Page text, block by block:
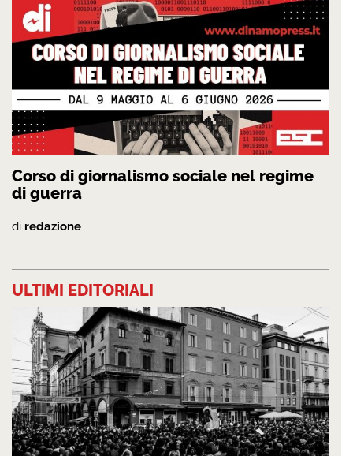
Corso di giornalismo sociale nel regime
di guerra
di redazione
ULTIMI EDITORIALI